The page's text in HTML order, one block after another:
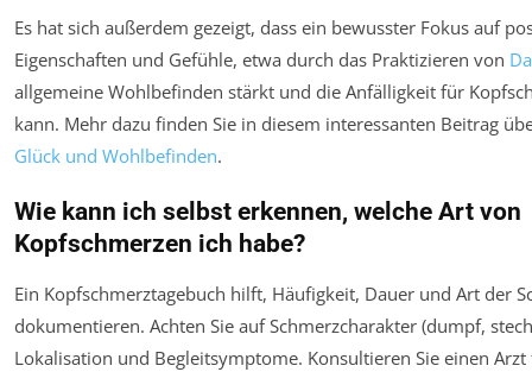
Es hat sich außerdem gezeigt, dass ein bewusster Fokus auf
Eigenschaften und Gefühle, etwa durch das Praktizieren von
allgemeine Wohlbefinden stärkt und die Anfälligkeit für
kann. Mehr dazu finden Sie in diesem interessanten Beitrag
Glück und Wohlbefinden.
Wie kann ich selbst erkennen, welche Art von
Kopfschmerzen ich habe?
Ein Kopfschmerztagebuch hilft, Häufigkeit, Dauer und Art der
dokumentieren. Achten Sie auf Schmerzcharakter (dumpf,
Lokalisation und Begleitsymptome. Konsultieren Sie einen